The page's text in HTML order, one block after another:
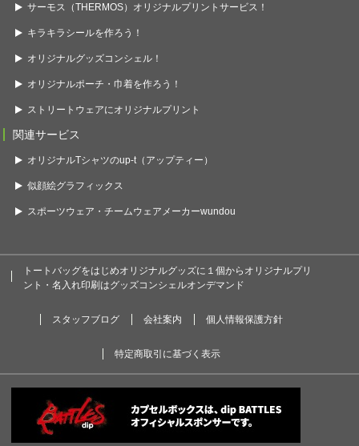
サーモス（THERMOS）オリジナルプリントサービス！
キラキラシールを作ろう！
オリジナルグッズコンシェル！
オリジナルポーチ・巾着を作ろう！
ストリートウェアにオリジナルプリント
関連サービス
オリジナルTシャツのup-t（アップティー）
似顔絵グラフィックス
スポーツウェア・チームウェアメーカーwundou
トートバッグをはじめオリジナルグッズに１個からオリジナルプリ
ント・名入れ印刷はグッズコンシェルオンデマンド
スタッフブログ 会社案内 個人情報保護方針
特定商取引に基づく表示